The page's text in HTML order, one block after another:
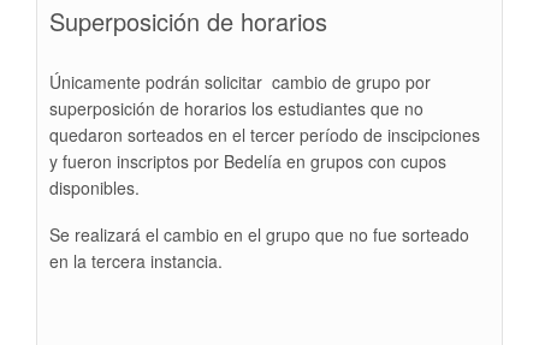
Superposición de horarios
Únicamente podrán solicitar cambio de grupo por
superposición de horarios los estudiantes que no
quedaron sorteados en el tercer período de inscipciones
y fueron inscriptos por Bedelía en grupos con cupos
disponibles.
Se realizará el cambio en el grupo que no fue sorteado
en la tercera instancia.